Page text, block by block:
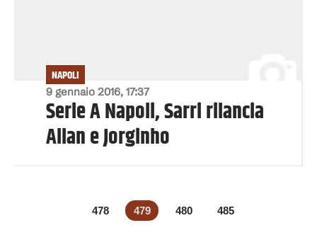
9 gennaio 2016, 17:37
NAPOLI
Serie A Napoli, Sarri rilancia
Allan e Jorginho
478 479 480 485